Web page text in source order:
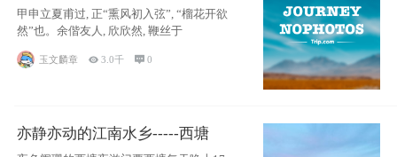
甲申立夏甫过, 正“熏风初入弦”, “榴花开欲
然”也。余偕友人, 欣欣然, 鞭丝于
玉文麟章  3.0千 0
亦静亦动的江南水乡-----西塘